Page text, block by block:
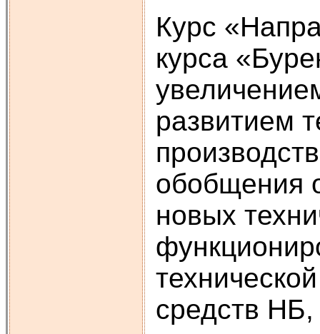
Курс
курса
развитием
обобщения
новых
средств НБ,